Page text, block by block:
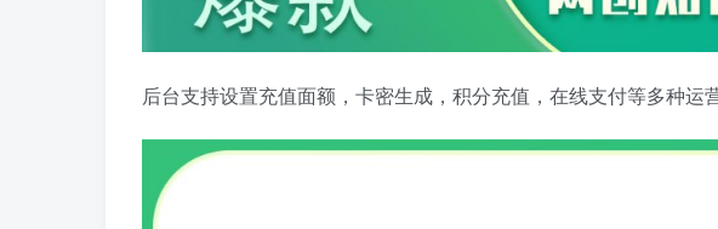
后台支持设置充值面额，卡密生成，积分充值，在线支付等多种运